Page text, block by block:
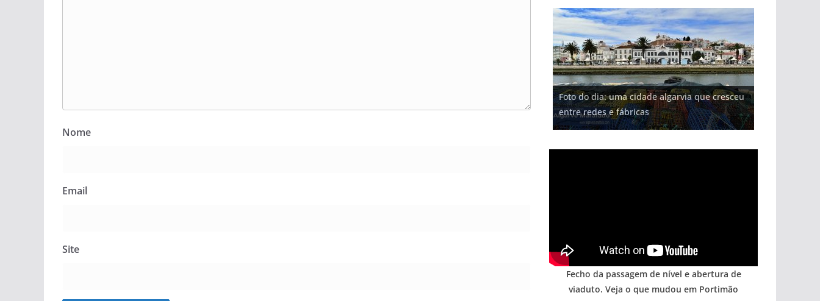
Nome
Email
Site
Foto do dia: uma cidade algarvia que cresceu
entre redes e fábricas
Milagre da água. Fontes emblemáticas do
Algarve voltam a ter vida (com vídeo)
Tapas do mar a 3 euros cada. Nova rota
gastronómica nasce no Algarve
Projeto milionário: investimento de 108
milhões de euros na construção de dois
hotéis (com vídeo)
Tempestades roubam areia de praias e põem
arribas em risco no Algarve (com vídeo)
Fecho da passagem de nível e abertura de
viaduto. Veja o que mudou em Portimão